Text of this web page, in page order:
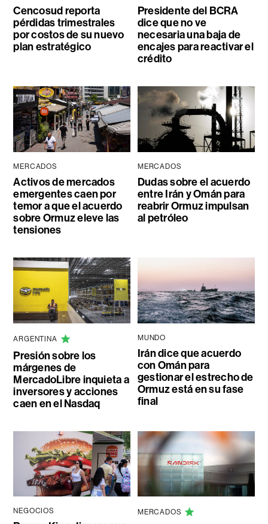
Cencosud reporta
pérdidas trimestrales
por costos de su nuevo
plan estratégico
Presidente del BCRA
dice que no ve
necesaria una baja de
encajes para reactivar el
crédito
MERCADOS
Activos de mercados
emergentes caen por
temor a que el acuerdo
sobre Ormuz eleve las
tensiones
MERCADOS
Dudas sobre el acuerdo
entre Irán y Omán para
reabrir Ormuz impulsan
al petróleo
ARGENTINA
Presión sobre los
márgenes de
MercadoLibre inquieta a
inversores y acciones
caen en el Nasdaq
MUNDO
Irán dice que acuerdo
con Omán para
gestionar el estrecho de
Ormuz está en su fase
final
NEGOCIOS MERCADOS